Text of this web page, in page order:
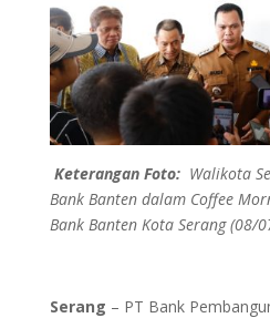
Keterangan Foto: Walikota
Bank Banten dalam Coffee
Bank Banten Kota Serang (08/
Serang – PT Bank